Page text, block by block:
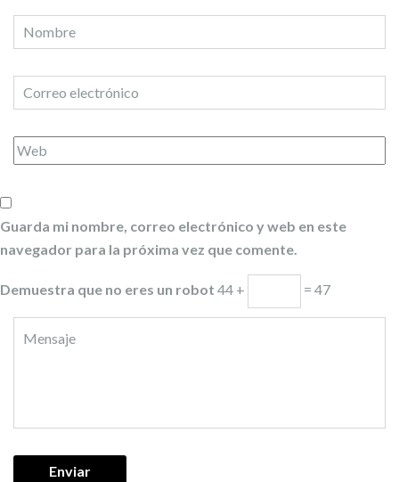
Guarda mi nombre, correo electrónico y web en este
navegador para la próxima vez que comente.
Demuestra que no eres un robot 44 + = 47